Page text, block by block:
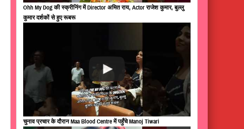
Ohh My Dog की स्क्रीनिंग में Director अमित राय, Actor राजेश कुमार, बुल्लु
कुमार दर्शकों से हुए रूबरू
चुनाव प्रचार के दौरान Maa Blood Centre में पहुँचे Manoj Tiwari